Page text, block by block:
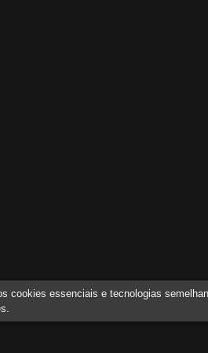
cookies essenciais e tecnologias